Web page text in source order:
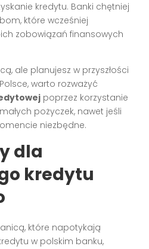
kredytu. Banki chętniej
które wcześniej
zobowiązań finansowych
ale planujesz w przyszłości
warto rozważyć
poprzez korzystanie
pożyczek, nawet jeśli
niezbędne.
dla
kredytu
które napotykają
w polskim banku,